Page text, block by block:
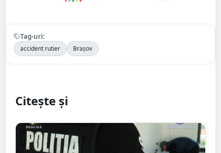
Tag-uri:
accident rutier Brașov
Citește și